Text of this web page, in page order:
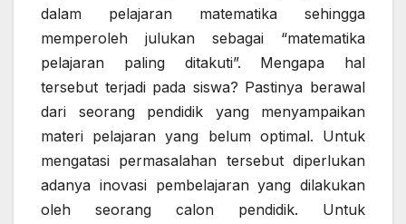
dalam pelajaran matematika sehingga
memperoleh julukan sebagai “matematika
pelajaran paling ditakuti”. Mengapa hal
tersebut terjadi pada siswa? Pastinya berawal
dari seorang pendidik yang menyampaikan
materi pelajaran yang belum optimal. Untuk
mengatasi permasalahan tersebut diperlukan
adanya inovasi pembelajaran yang dilakukan
oleh seorang calon pendidik. Untuk